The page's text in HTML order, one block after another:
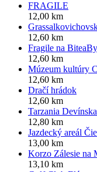
FRAGILE
12,00 km
12,60 km
Fragile na
12,60 km
Múzeum kultúry
12,60 km
Dračí hrádok
12,60 km
Tarzania
12,80 km
Jazdecký areál
13,00 km
Korzo Zálesie na
13,10 km